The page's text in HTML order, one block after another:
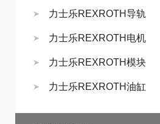
力士乐REXROTH导轨
力士乐REXROTH电机
力士乐REXROTH模块
力士乐REXROTH油缸